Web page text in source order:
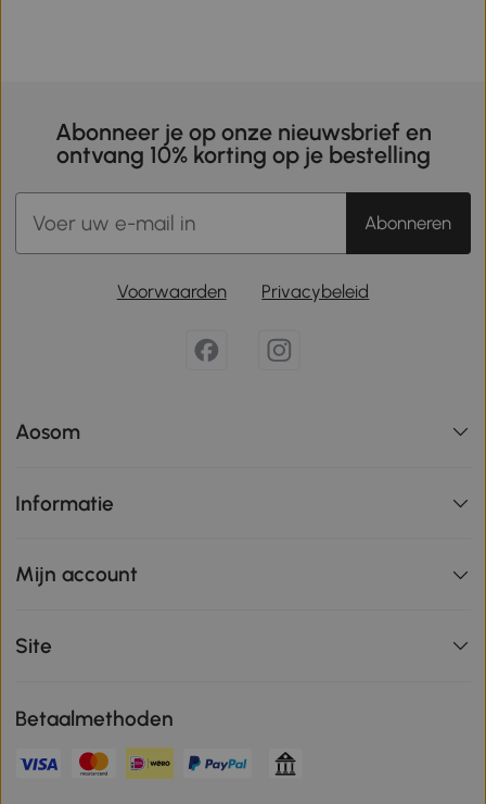
Abonneer je op onze nieuwsbrief en
ontvang 10% korting op je bestelling
Abonneren
Voorwaarden Privacybeleid
Aosom
Informatie
Mijn account
Site
Betaalmethoden